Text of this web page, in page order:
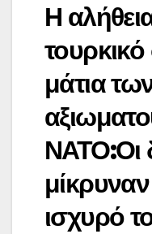
Η
μάτια
ΝΑΤΟ:Οι
ισχυρό